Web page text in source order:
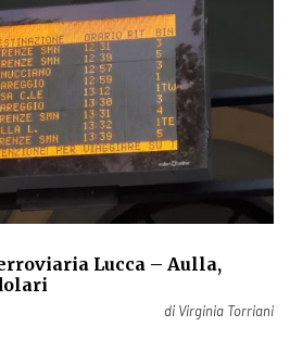
Lucca – Aulla,
di Virginia Torriani